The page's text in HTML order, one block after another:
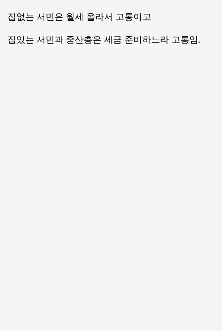
집없는 서민은 월세 올라서 고통이고
집있는 서민과 중산층은 세금 준비하느라 고통임.